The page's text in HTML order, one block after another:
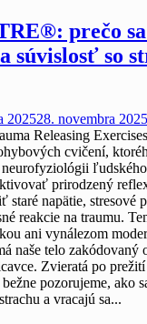
prečo
súvislosť so
202528. novembra 2025
Releasing
cvičení,
prirodzený
napätie, stresové
reakcie na traumu.
ani vynálezom
naše telo zakódovaný
Zvieratá po
pozorujeme, ako
a vracajú sa...